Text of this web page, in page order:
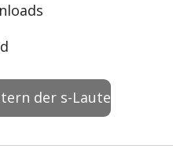
der s-Laute